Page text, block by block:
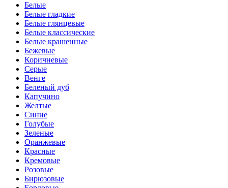
Белые
Белые гладкие
Белые глянцевые
Белые классические
Белые крашенные
Бежевые
Коричневые
Серые
Венге
Беленый дуб
Капучино
Желтые
Синие
Голубые
Зеленые
Оранжевые
Красные
Кремовые
Розовые
Бирюзовые